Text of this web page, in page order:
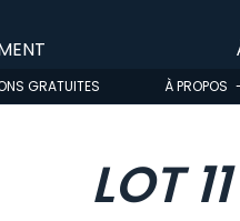
GRATUITES À PROPOS
LOT 11